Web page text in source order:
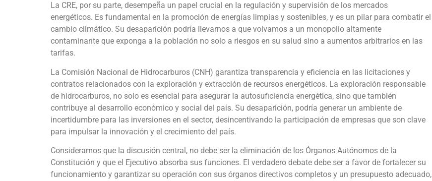
La CRE, por su parte, desempeña un papel crucial en la regulación y supervisión de los mercados
energéticos. Es fundamental en la promoción de energías limpias y sostenibles, y es un pilar para combatir el
cambio climático. Su desaparición podría llevarnos a que volvamos a un monopolio altamente
contaminante que exponga a la población no solo a riesgos en su salud sino a aumentos arbitrarios en las
tarifas.
La Comisión Nacional de Hidrocarburos (CNH) garantiza transparencia y eficiencia en las licitaciones y
contratos relacionados con la exploración y extracción de recursos energéticos. La exploración responsable
de hidrocarburos, no solo es esencial para asegurar la autosuficiencia energética, sino que también
contribuye al desarrollo económico y social del país. Su desaparición, podría generar un ambiente de
incertidumbre para las inversiones en el sector, desincentivando la participación de empresas que son clave
para impulsar la innovación y el crecimiento del país.
Consideramos que la discusión central, no debe ser la eliminación de los Órganos Autónomos de la
Constitución y que el Ejecutivo absorba sus funciones. El verdadero debate debe ser a favor de fortalecer su
funcionamiento y garantizar su operación con sus órganos directivos completos y un presupuesto adecuado,